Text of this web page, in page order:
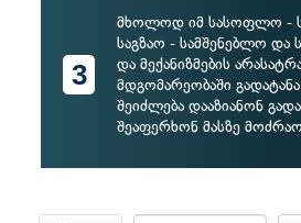
3
მხოლოდ იმ სასოფლო -
საგზაო - სამშენებლო და
და მექანიზმების
მდგომარეობაში
შეიძლება დააზიანონ
შეაფერხონ მასზე